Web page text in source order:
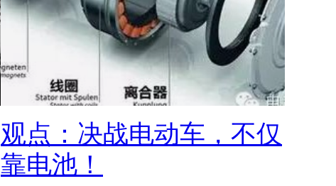
观点：决战电动车，不仅
靠电池！